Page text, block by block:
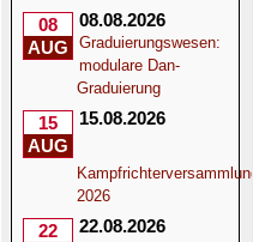
08
AUG
08.08.2026
Graduierungswesen:
modulare Dan-
Graduierung
15
AUG
15.08.2026
Kampfrichterversammlung
2026
22
22.08.2026